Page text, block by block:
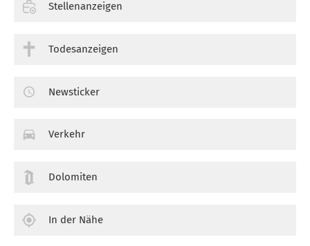
Stellenanzeigen
Todesanzeigen
Newsticker
Verkehr
Dolomiten
In der Nähe